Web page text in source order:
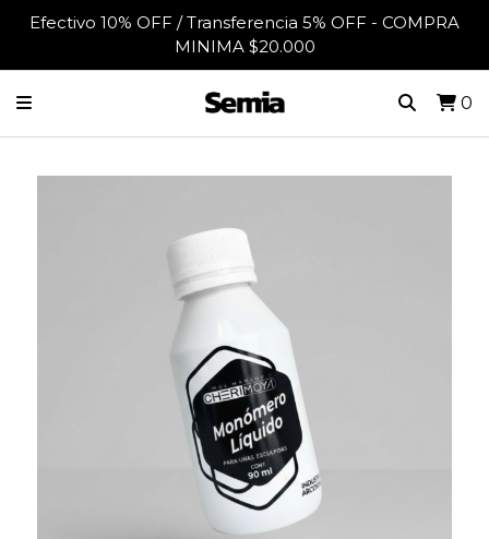
Efectivo 10% OFF / Transferencia 5% OFF - COMPRA
MINIMA $20.000
0